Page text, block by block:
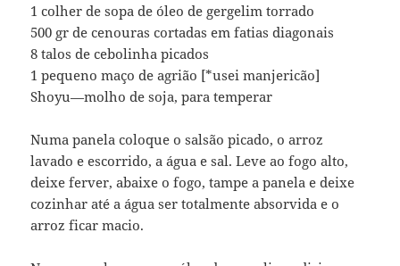
1 colher de sopa de óleo de gergelim torrado
500 gr de cenouras cortadas em fatias diagonais
8 talos de cebolinha picados
1 pequeno maço de agrião [*usei manjericão]
Shoyu—molho de soja, para temperar
Numa panela coloque o salsão picado, o arroz
lavado e escorrido, a água e sal. Leve ao fogo alto,
deixe ferver, abaixe o fogo, tampe a panela e deixe
cozinhar até a água ser totalmente absorvida e o
arroz ficar macio.